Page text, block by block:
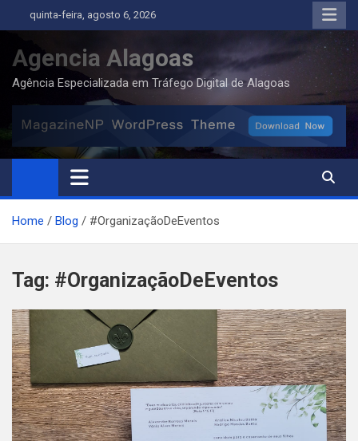
to
content
quinta-feira, agosto 6, 2026
Agencia Alagoas
Agência Especializada em Tráfego Digital de Alagoas
Home Blog #OrganizaçãoDeEventos
Tag: #OrganizaçãoDeEventos